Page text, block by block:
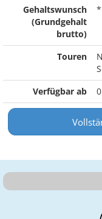
Gehaltswunsch
(Grundgehalt
brutto)
Touren
Verfügbar ab